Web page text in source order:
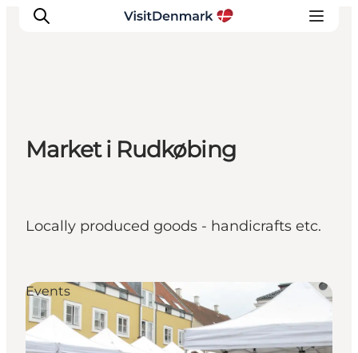
Inspiratie
Bestemmingen
Plan je reis
Market i Rudkøbing
Locally produced goods - handicrafts etc.
Events